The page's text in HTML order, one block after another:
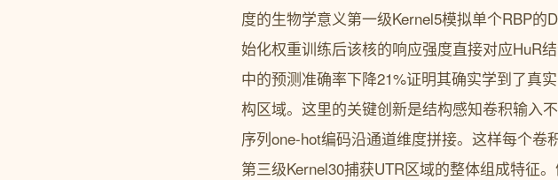
度的生物学意义第一级Kernel5模拟单个RBP
始化权重训练后该核的响应强度直接对应HuR
中的预测准确率下降21%证明其确实学到了真
构区域。这里的关键创新是结构感知卷积输入
序列one-hot编码沿通道维度拼接。这样每个卷
第三级Kernel30捕获UTR区域的整体组成特征